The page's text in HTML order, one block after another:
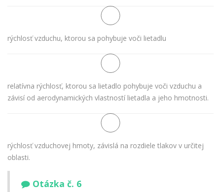
rýchlosť vzduchu, ktorou sa pohybuje voči lietadlu
relatívna rýchlosť, ktorou sa lietadlo pohybuje voči vzduchu a
závisí od aerodynamických vlastností lietadla a jeho hmotnosti.
rýchlosť vzduchovej hmoty, závislá na rozdiele tlakov v určitej
oblasti.
Otázka č. 6